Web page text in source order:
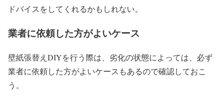
ドバイスをしてくれるかもしれない。
業者に依頼した方がよいケース
壁紙張替えDIYを行う際は、劣化の状態によっては、必ず
業者に依頼した方がよいケースもあるので確認しておこ
う。